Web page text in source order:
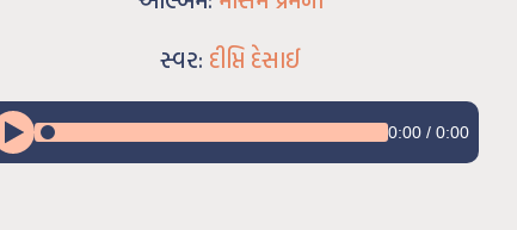
સ્વર: દીપ્તિ દેસાઈ
0:00 / 0:00